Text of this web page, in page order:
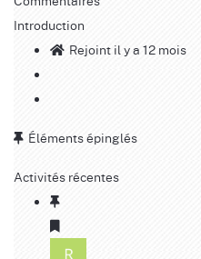
Introduction
Rejoint il y a 12 mois
Éléments épinglés
Activités récentes